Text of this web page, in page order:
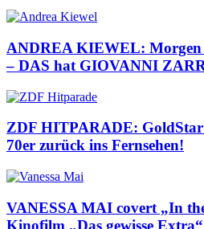
ANDREA KIEWEL: Morgen
– DAS hat GIOVANNI
ZDF HITPARADE:
70er zurück ins Fernsehen!
VANESSA MAI covert „In
Kinofilm „Das gewisse Extra“